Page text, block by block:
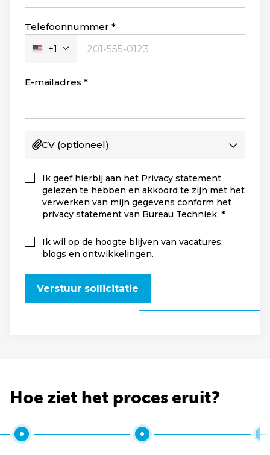
Telefoonnummer
Verenigde
Staten
+1
+1
E-mailadres
CV (optioneel)
Ik geef hierbij aan het Privacy statement
gelezen te hebben en akkoord te zijn met het
verwerken van mijn gegevens conform het
privacy statement van Bureau Techniek.
Ik wil op de hoogte blijven van vacatures,
blogs en ontwikkelingen.
Verstuur sollicitatie
Hoe ziet het proces eruit?